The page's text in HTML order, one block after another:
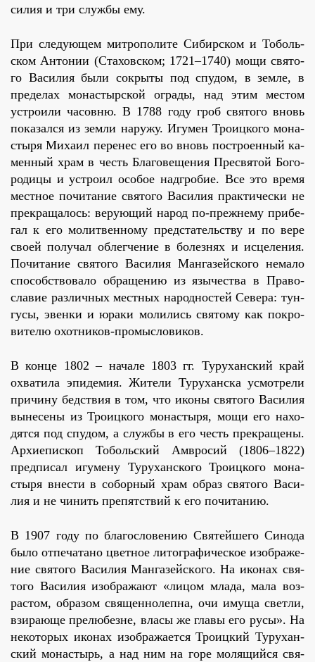
си­лия и три служ­бы ему.
При сле­ду­ю­щем мит­ро­по­ли­те Си­бир­ском и То­боль­
ском Ан­то­нии (Ста­хов­ском; 1721–1740) мо­щи свя­то­
го Ва­си­лия бы­ли со­кры­ты под спу­дом, в зем­ле, в
пре­де­лах мо­на­стыр­ской огра­ды, над этим ме­стом
устро­и­ли ча­сов­ню. В 1788 го­ду гроб свя­то­го вновь
по­ка­зал­ся из зем­ли на­ру­жу. Игу­мен Тро­иц­ко­го мо­на­
сты­ря Ми­ха­ил пе­ре­нес его во вновь по­стро­ен­ный ка­
мен­ный храм в честь Бла­го­ве­ще­ния Пре­свя­той Бо­го­
ро­ди­цы и устро­ил осо­бое над­гро­бие. Все это вре­мя
мест­ное по­чи­та­ние свя­то­го Ва­си­лия прак­ти­че­ски не
пре­кра­ща­лось: ве­ру­ю­щий на­род по-преж­не­му при­бе­
гал к его мо­лит­вен­но­му пред­ста­тель­ству и по ве­ре
сво­ей по­лу­чал об­лег­че­ние в бо­лез­нях и ис­це­ле­ния.
По­чи­та­ние свя­то­го Ва­си­лия Ман­га­зей­ско­го нема­ло
спо­соб­ство­ва­ло об­ра­ще­нию из язы­че­ства в Пра­во­
сла­вие раз­лич­ных мест­ных на­род­но­стей Се­ве­ра: тун­
гу­сы, эвен­ки и юра­ки мо­ли­лись свя­то­му как по­кро­
ви­те­лю охот­ни­ков-про­мыс­ло­ви­ков.
В кон­це 1802 – на­ча­ле 1803 гг. Ту­ру­хан­ский край
охва­ти­ла эпи­де­мия. Жи­те­ли Ту­ру­хан­ска усмот­ре­ли
при­чи­ну бед­ствия в том, что ико­ны свя­то­го Ва­си­лия
вы­не­се­ны из Тро­иц­ко­го мо­на­сты­ря, мо­щи его на­хо­
дят­ся под спу­дом, а служ­бы в его честь пре­кра­ще­ны.
Ар­хи­епи­скоп То­боль­ский Ам­вро­сий (1806–1822)
пред­пи­сал игу­ме­ну Ту­ру­хан­ско­го Тро­иц­ко­го мо­на­
сты­ря вне­сти в со­бор­ный храм об­раз свя­то­го Ва­си­
лия и не чи­нить пре­пят­ствий к его по­чи­та­нию.
В 1907 го­ду по бла­го­сло­ве­нию Свя­тей­ше­го Си­но­да
бы­ло от­пе­ча­та­но цвет­ное ли­то­гра­фи­че­ское изо­бра­же­
ние свя­то­го Ва­си­лия Ман­га­зей­ско­го. На ико­нах свя­
то­го Ва­си­лия изо­бра­жа­ют «ли­цом мла­да, ма­ла воз­
рас­том, об­ра­зом свя­щен­но­леп­на, очи иму­ща свет­ли,
взи­ра­ю­ще пре­лю­безне, вла­сы же гла­вы его ру­сы». На
неко­то­рых ико­нах изо­бра­жа­ет­ся Тро­иц­кий Ту­ру­хан­
ский мо­на­стырь, а над ним на го­ре мо­ля­щий­ся свя­